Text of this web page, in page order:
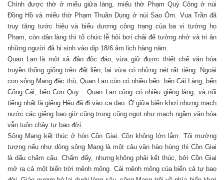
Chính được thờ ở miếu giữa làng, miếu thờ Phạm Quý Công ở núi
Đồng Hồ và miếu thờ Phạm Thuần Dụng ở núi Sao Ỏm. Vua Trần đã
truy tặng tước hiệu và biểu dương công trạng của ba vị tướng họ
Phạm, còn dân làng thì tổ chức lễ hội bơi chải để tưởng nhớ và tri ân
những người đã hi sinh vào dịp 18/6 âm lịch hàng năm.
Quan Lạn là một xã đảo độc đáo, vừa giữ được thiết chế văn hóa
truyền thống giống trên đất liền, lại vừa có những nét rất riêng. Ngoài
con sông Mang đặc thù, Quan Lạn còn có nhiều bến: bến Cái Làng, bến
Cống Cái, bến Con Quy... Quan Lạn cũng có nhiều giếng làng, và nổi
tiếng nhất là giếng Hệu đã đi vào ca dao. Ở giữa biển khơi nhưng mạch
nước các giếng bao giờ cũng trong cũng ngọt như mạch ngầm văn hóa
vẫn tuôn chảy tự bao đời.
Sông Mang kết thúc ở hòn Cồn Giai. Cồn không lớn lắm. Tôi mường
tượng nếu như dòng sông Mang là một câu văn hào hùng thì Cồn Giai
là dấu chấm câu. Chấm đấy, nhưng không phải kết thúc, bởi Cồn Giai
mở ra cả một biển trời mênh mông. Cái mênh mông của biển cả tự bao